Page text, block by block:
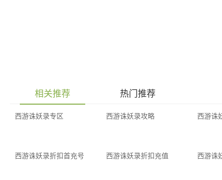
相关推荐 热门推荐
西游诛妖录专区 西游诛妖录攻略 西游诛
西游诛妖录折扣首充号 西游诛妖录折扣充值 西游诛